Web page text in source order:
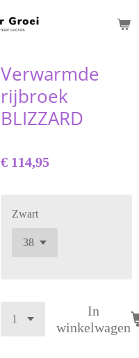
Verwarmde
rijbroek
BLIZZARD
€ 114,95
Zwart
In
winkelwagen